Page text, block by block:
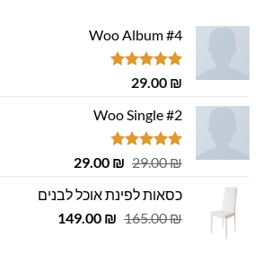
Woo Album #4
דורג5.00
29.00 ₪
Woo Single #2
דורג4.75
29.00₪
המחיר
היה:
29.00 ₪.
29.00 ₪
המחיר
הוא:
29.00 ₪.
כסאות לפינת אוכל לבנים
165.00₪
המחיר
149.00 ₪
המחיר